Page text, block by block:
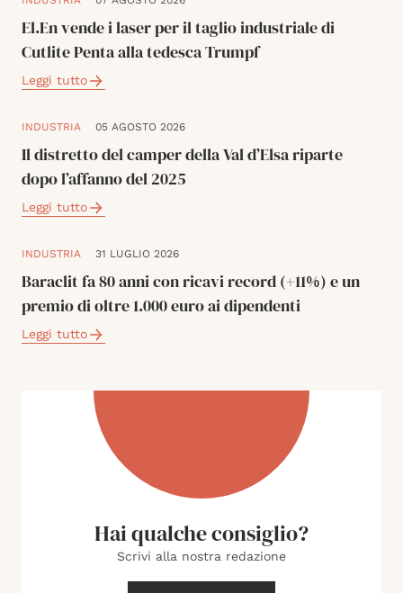
El.En vende i laser per il taglio industriale di
Cutlite Penta alla tedesca Trumpf
Leggi tutto
INDUSTRIA 05 AGOSTO 2026
Il distretto del camper della Val d’Elsa riparte
dopo l’affanno del 2025
Leggi tutto
INDUSTRIA 31 LUGLIO 2026
Baraclit fa 80 anni con ricavi record (+11%) e un
premio di oltre 1.000 euro ai dipendenti
Leggi tutto
Hai qualche consiglio?
Scrivi alla nostra redazione